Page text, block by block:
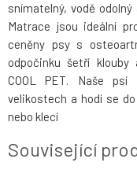
snímatelný, vodě
Matrace jsou ideální
ceněny psy s
odpočinku šetří
COOL PET. Naše
velikostech a hodí se
nebo klecí
Související